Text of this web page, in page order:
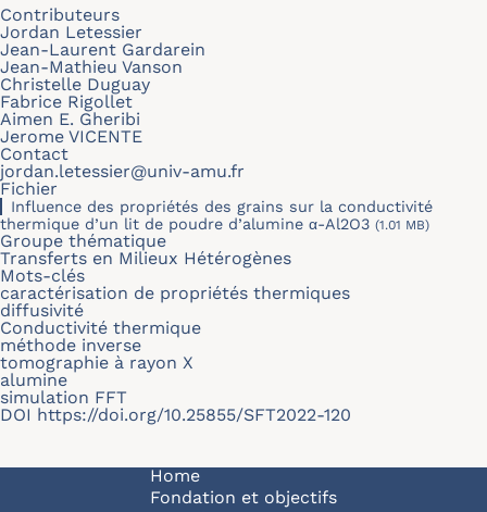
Contributeurs
Jordan Letessier
Jean-Laurent Gardarein
Jean-Mathieu Vanson
Christelle Duguay
Fabrice Rigollet
Aimen E. Gheribi
Jerome VICENTE
Contact
jordan.letessier@univ-amu.fr
Fichier
Influence des propriétés des grains sur la conductivité
thermique d’un lit de poudre d’alumine α-Al2O3 (1.01 MB)
Groupe thématique
Transferts en Milieux Hétérogènes
Mots-clés
caractérisation de propriétés thermiques
diffusivité
Conductivité thermique
méthode inverse
tomographie à rayon X
alumine
simulation FFT
DOI https://doi.org/10.25855/SFT2022-120
Navigation principale
Home
Fondation et objectifs